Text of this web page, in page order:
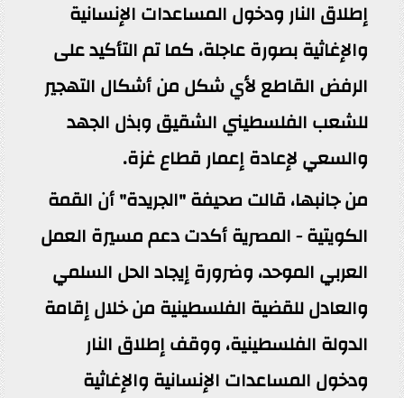
إطلاق النار ودخول المساعدات الإنسانية
والإغاثية بصورة عاجلة، كما تم التأكيد على
الرفض القاطع لأي شكل من أشكال التهجير
للشعب الفلسطيني الشقيق وبذل الجهد
والسعي لإعادة إعمار قطاع غزة.
من جانبها، قالت صحيفة "الجريدة" أن القمة
الكويتية - المصرية أكدت دعم مسيرة العمل
العربي الموحد، وضرورة إيجاد الحل السلمي
والعادل للقضية الفلسطينية من خلال إقامة
الدولة الفلسطينية، ووقف إطلاق النار
ودخول المساعدات الإنسانية والإغاثية